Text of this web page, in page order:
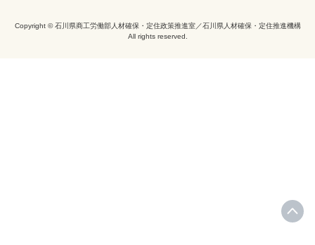
Copyright © 石川県商工労働部人材確保・定住政策推進室／石川県人材確保・定住推進機構
All rights reserved.